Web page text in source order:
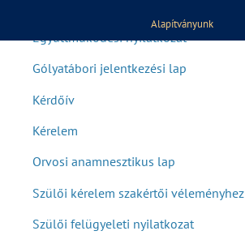
Alapítványunk
Együttműködési nyilatkozat
Gólyatábori jelentkezési lap
Kérdőív
Kérelem
Orvosi anamnesztikus lap
Szülői kérelem szakértői véleményhez
Szülői felügyeleti nyilatkozat